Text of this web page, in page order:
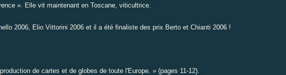
». Elle vit maintenant en Toscane, viticultrice.
2006, Elio Vittorini 2006 et il a été finaliste des prix Berto et Chianti 2006 !
de cartes et de globes de toute l'Europe. » (pages 11-12).